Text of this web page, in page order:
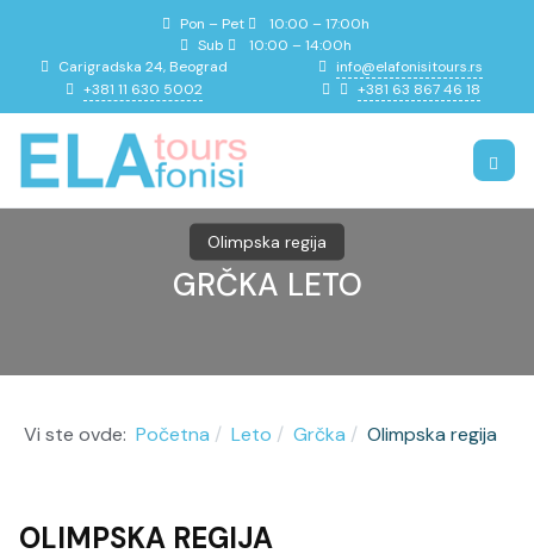
Pon – Pet
10:00 – 17:00h
Sub
10:00 – 14:00h
Carigradska 24, Beograd
info@elafonisitours.rs
+381 11 630 5002
+381 63 867 46 18
GRČKA LETO
Olimpska regija
Vi ste ovde: Početna Leto Grčka Olimpska regija
OLIMPSKA REGIJA